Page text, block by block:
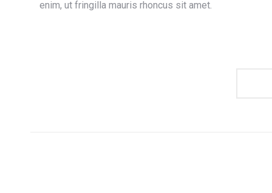
enim, ut fringilla mauris rhoncus sit amet.